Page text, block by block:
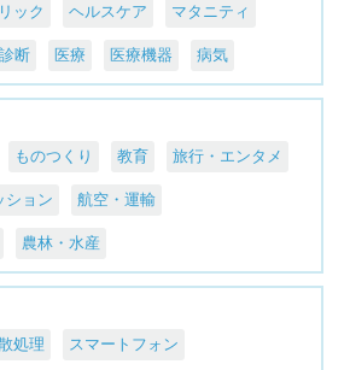
ック ヘルスケア マタニティ
断 医療 医療機器 病気
ものつくり 教育 旅行・エンタメ
ション 航空・運輸
農林・水産
処理 スマートフォン